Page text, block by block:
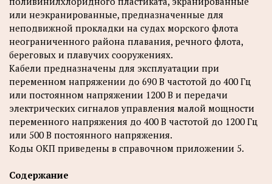
или неэкранированные, предназначенные для
неподвижной прокладки на судах морского флота
неограниченного района плавания, речного флота,
береговых и плавучих сооружениях.
Кабели предназначены для эксплуатации при
переменном напряжении до 690 В частотой до 400 Гц
или постоянном напряжении 1200 В и передачи
электрических сигналов управления малой мощности
переменного напряжения до 400 В частотой до 1200 Гц
или 500 В постоянного напряжения.
Коды ОКП приведены в справочном приложении 5.
Содержание